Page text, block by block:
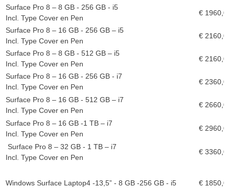
Surface Pro 8 – 8 GB - 256 GB - i5
Incl. Type Cover en Pen
€
Surface Pro 8 – 16 GB - 256 GB – i5
Incl. Type Cover en Pen
€
Surface Pro 8 – 8 GB - 512 GB – i5
Incl. Type Cover en Pen
€
Surface Pro 8 – 16 GB - 256 GB - i7
Incl. Type Cover en Pen
€
Surface Pro 8 – 16 GB - 512 GB – i7
Incl. Type Cover en Pen
€
Surface Pro 8 – 16 GB -1 TB – i7
Incl. Type Cover en Pen
€
Surface Pro 8 – 32 GB - 1 TB – i7
Incl. Type Cover en Pen
€
Windows Surface Laptop4 -13,5” - 8 GB -256 GB - i5
€